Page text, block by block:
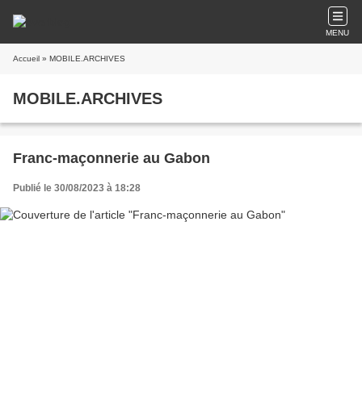
MENU
Accueil » MOBILE.ARCHIVES
MOBILE.ARCHIVES
Franc-maçonnerie au Gabon
Publié le 30/08/2023 à 18:28